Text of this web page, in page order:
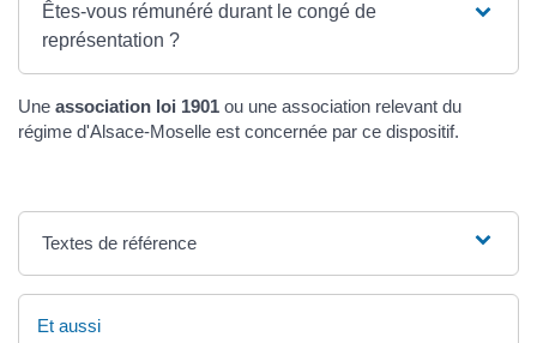
Êtes-vous rémunéré durant le congé de
représentation ?
Une association loi 1901 ou une association relevant du
régime d'Alsace-Moselle est concernée par ce dispositif.
Textes de référence
Et aussi